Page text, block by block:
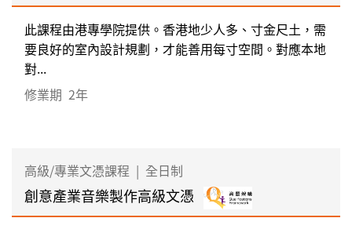
此課程由港專學院提供。香港地少人多、寸金尺土，需
要良好的室內設計規劃，才能善用每寸空間。對應本地
對...
修業期 2年
高級/專業文憑課程 | 全日制
創意產業音樂製作高級文憑